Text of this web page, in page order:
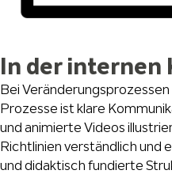
In der internen
Bei
Prozesse ist klare
und animierte Videos
Richtlinien verständlich und
und didaktisch fundierte